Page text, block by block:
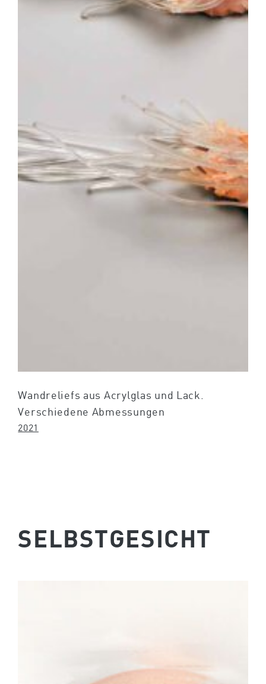
Wandreliefs aus Acrylglas und Lack.
Verschiedene Abmessungen
2021
SELBSTGESICHT